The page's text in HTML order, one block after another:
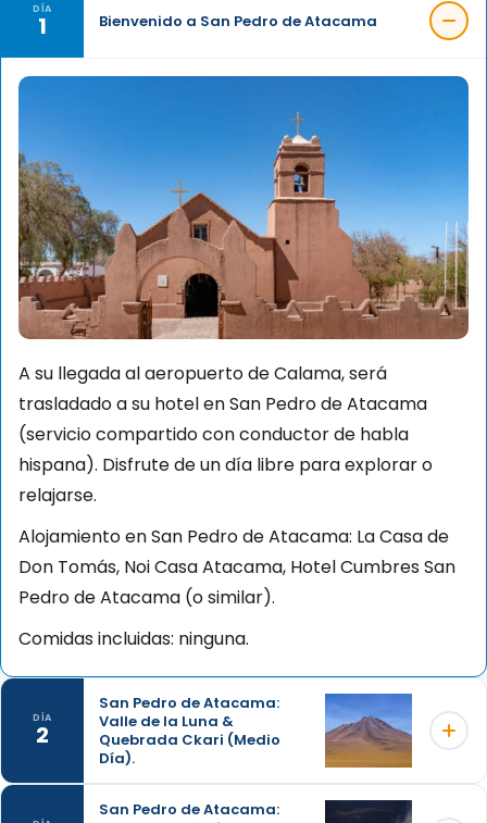
DÍA
1 Bienvenido a San Pedro de Atacama
A su llegada al aeropuerto de Calama, será
trasladado a su hotel en San Pedro de Atacama
(servicio compartido con conductor de habla
hispana). Disfrute de un día libre para explorar o
relajarse.
Alojamiento en San Pedro de Atacama: La Casa de
Don Tomás, Noi Casa Atacama, Hotel Cumbres San
Pedro de Atacama (o similar).
Comidas incluidas: ninguna.
DÍA
2
San Pedro de Atacama:
Valle de la Luna &
Quebrada Ckari (Medio
Día).
San Pedro de Atacama: